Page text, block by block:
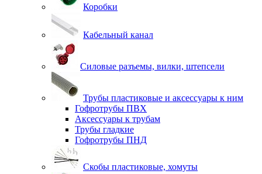
Коробки
Кабельный канал
Силовые разъемы, вилки, штепсели
Трубы пластиковые и аксессуары к ним
Гофротрубы ПВХ
Аксессуары к трубам
Трубы гладкие
Гофротрубы ПНД
Скобы пластиковые, хомуты